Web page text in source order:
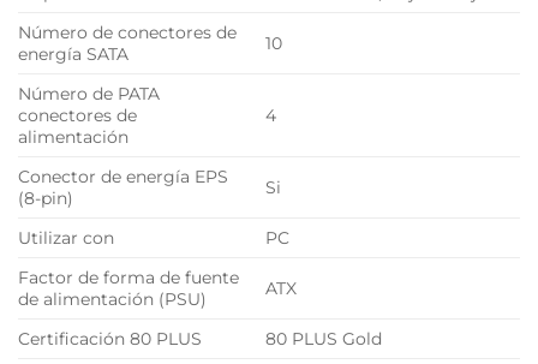
Número de conectores de
energía SATA
10
Número de PATA
conectores de
alimentación
4
Conector de energía EPS
(8-pin)
Si
Utilizar con
PC
Factor de forma de fuente
de alimentación (PSU)
ATX
Certificación 80 PLUS
80 PLUS Gold